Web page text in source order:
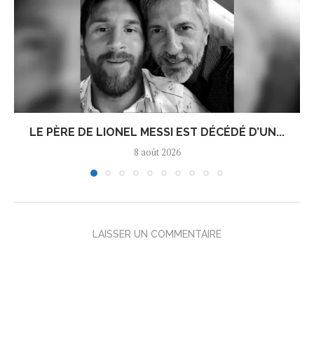
LE PÈRE DE LIONEL MESSI EST DÉCÉDÉ D’UN...
8 août 2026
LAISSER UN COMMENTAIRE